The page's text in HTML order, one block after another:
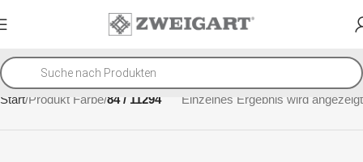
Start Produkt Farbe 84 / 11294 Einzelnes Ergebnis wird angezeigt